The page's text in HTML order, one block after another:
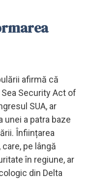
afirmă că
Security Act of
SUA, ar
unei a patra baze
Înființarea
pe lângă
în regiune, ar
din Delta